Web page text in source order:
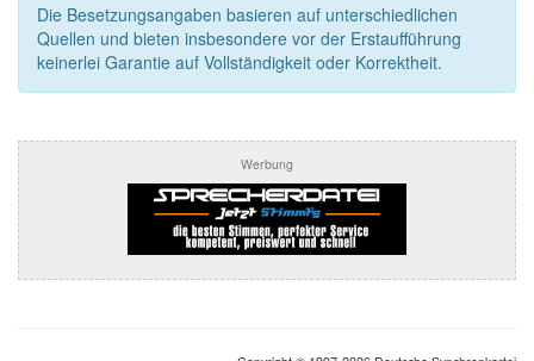
Die Besetzungsangaben basieren auf unterschiedlichen
Quellen und bieten insbesondere vor der Erstaufführung
keinerlei Garantie auf Vollständigkeit oder Korrektheit.
Werbung